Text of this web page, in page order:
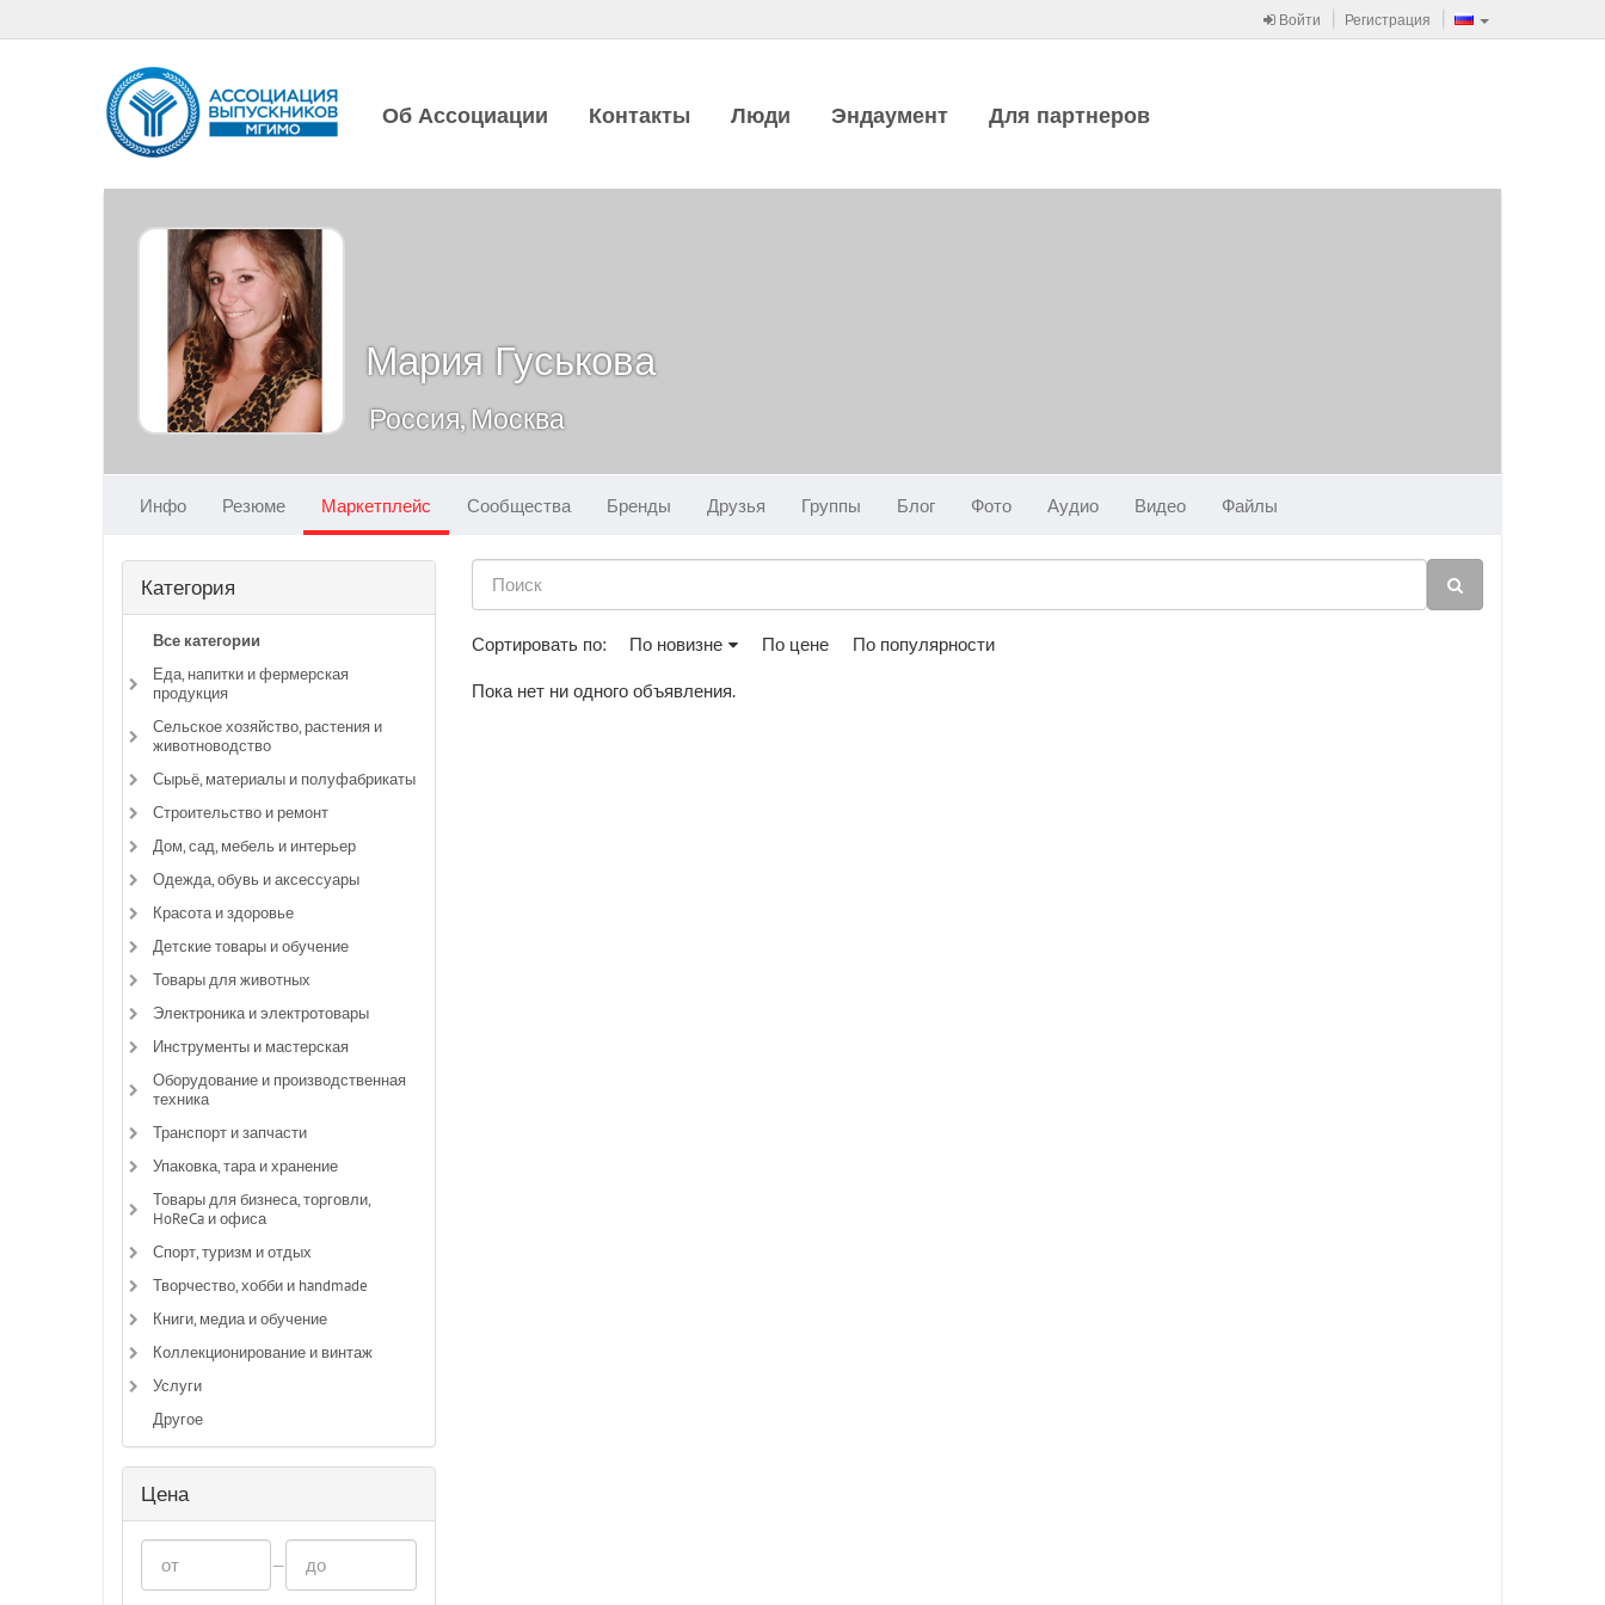
Войти Регистрация
Об Ассоциации Контакты Люди Эндаумент Для партнеров
Мария Гуськова
Россия, Москва
Инфо Резюме Маркетплейс Сообщества Бренды Друзья Группы Блог Фото Аудио Видео Файлы
Категория
Все категории
Еда, напитки и фермерская
продукция
Сельское хозяйство, растения и
животноводство
Сырьё, материалы и полуфабрикаты
Строительство и ремонт
Дом, сад, мебель и интерьер
Одежда, обувь и аксессуары
Красота и здоровье
Детские товары и обучение
Товары для животных
Электроника и электротовары
Инструменты и мастерская
Оборудование и производственная
техника
Транспорт и запчасти
Упаковка, тара и хранение
Товары для бизнеса, торговли,
HoReCa и офиса
Спорт, туризм и отдых
Творчество, хобби и handmade
Книги, медиа и обучение
Коллекционирование и винтаж
Услуги
Другое
Цена
—
Сортировать по: По новизне По цене По популярности
Пока нет ни одного объявления.